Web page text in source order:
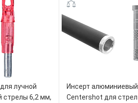
лучной
стрелы 6,2 мм,
Инсерт алюминиевый
Centershot для стрел